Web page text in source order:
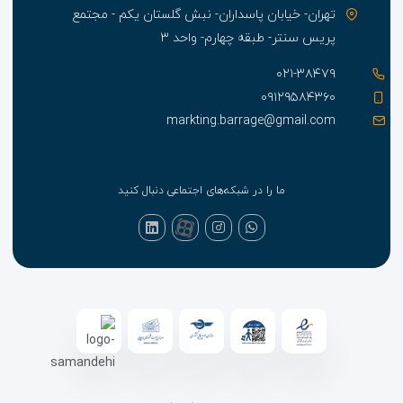
تهران- خیابان پاسداران- نبش گلستان یکم - مجتمع
پریس سنتر- طبقه چهارم- واحد ۳
۰۲۱-۳۸۴۷۹
۰۹۱۲۹۵۸۴۳۶۰
markting.barrage@gmail.com
ما را در شبکه‌های اجتماعی دنبال کنید